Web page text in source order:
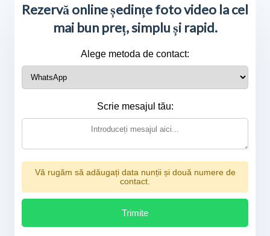
Rezervă online ședințe foto video la cel
mai bun preț, simplu și rapid.
Alege metoda de contact:
Scrie mesajul tău:
Vă rugăm să adăugați data nunții și două numere de
contact.
Trimite